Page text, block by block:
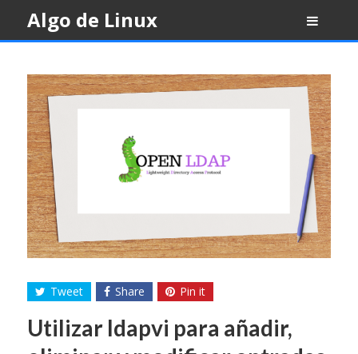
content
Algo de Linux
Tweet Share Pin it
Utilizar ldapvi para añadir,